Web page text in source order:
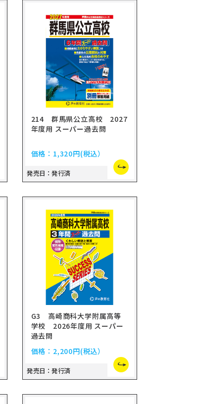
214 群馬県公立高校 2027
年度用 スーパー過去問
価格： 1,320円(税込）
発売日：発行済
G3 高崎商科大学附属高等
学校 2026年度用 スーパー
過去問
価格： 2,200円(税込）
発売日：発行済